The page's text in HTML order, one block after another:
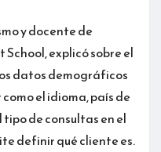
y docente de
explicó sobre el
datos demográficos
el idioma, país de
de consultas en el
definir qué cliente es.